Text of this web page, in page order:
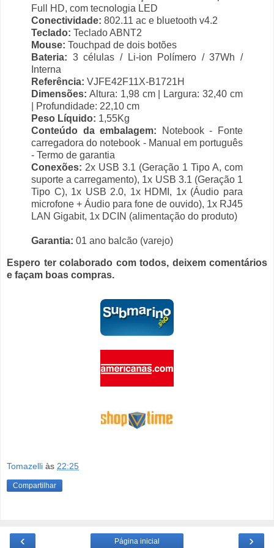
Full HD, com tecnologia LED
Conectividade: 802.11 ac e bluetooth v4.2
Teclado: Teclado ABNT2
Mouse: Touchpad de dois botões
Bateria: 3 células / Li-ion Polímero / 37Wh /
Interna
Referência: VJFE42F11X-B1721H
Dimensões: Altura: 1,98 cm | Largura: 32,40 cm
| Profundidade: 22,10 cm
Peso Líquido: 1,55Kg
Conteúdo da embalagem: Notebook - Fonte
carregadora do notebook - Manual em português
- Termo de garantia
Conexões: 2x USB 3.1 (Geração 1 Tipo A, com
suporte a carregamento), 1x USB 3.1 (Geração 1
Tipo C), 1x USB 2.0, 1x HDMI, 1x (Áudio para
microfone + Áudio para fone de ouvido), 1x RJ45
LAN Gigabit, 1x DCIN (alimentação do produto)
Garantia: 01 ano balcão (varejo)
Espero ter colaborado com todos, deixem comentários
e façam boas compras.
Tomazelli às 22:25
Compartilhar
‹ ›
Página inicial